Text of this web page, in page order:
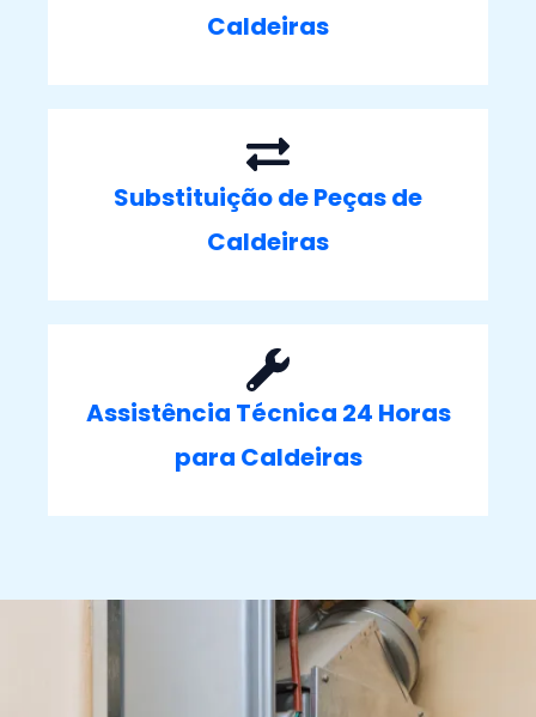
Caldeiras
Substituição de Peças de
Caldeiras
Assistência Técnica 24 Horas
para Caldeiras